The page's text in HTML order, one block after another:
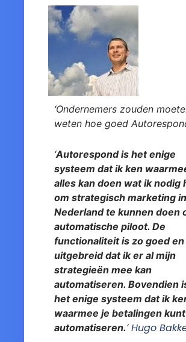
‘Ondernemers zouden
weten hoe goed
‘Autorespond is het enige
systeem dat ik ken
alles kan doen wat ik nodig
om strategisch marketing in
Nederland te kunnen doen
automatische piloot. De
functionaliteit is zo goed en
uitgebreid dat ik er al mijn
strategieën mee kan
automatiseren. Bovendien
het enige systeem dat ik
waarmee je betalingen kunt
automatiseren.‘ Hugo